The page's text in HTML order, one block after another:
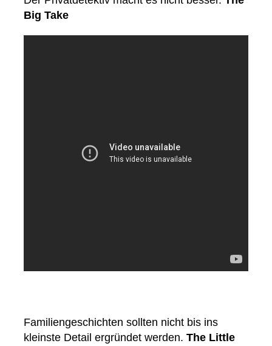
Big Take
Familiengeschichten sollten nicht bis ins
kleinste Detail ergründet werden. The Little